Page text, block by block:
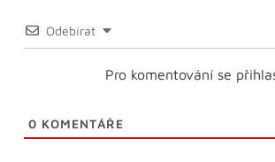
Odebírat
Pro komentování se
0 KOMENTÁŘE